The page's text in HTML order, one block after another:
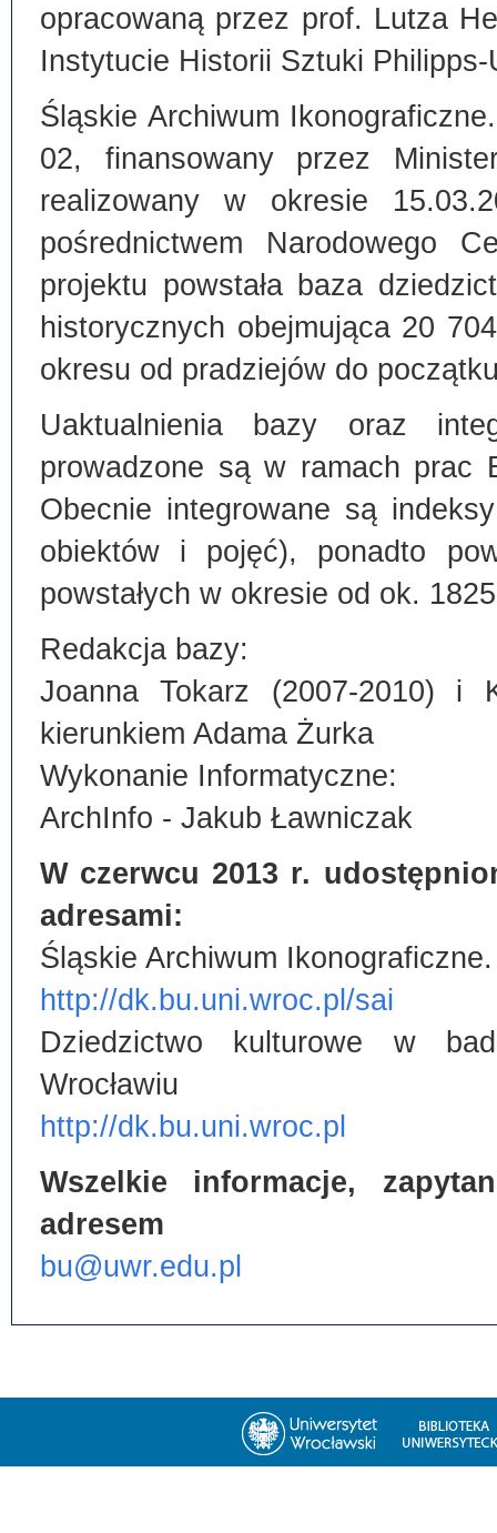
opracowaną przez prof. Lutza
Instytucie Historii Sztuki
Śląskie Archiwum
02, finansowany przez
realizowany w okresie
pośrednictwem Narodowego
projektu powstała baza
historycznych obejmująca 20
okresu od pradziejów do
Uaktualnienia bazy oraz
prowadzone są w ramach prac
Obecnie integrowane są
obiektów i pojęć), ponadto
powstałych w okresie od ok.
Redakcja bazy:
Joanna Tokarz (2007-2010) i
kierunkiem Adama Żurka
Wykonanie Informatyczne:
ArchInfo - Jakub Ławniczak
W czerwcu 2013 r.
adresami:
Śląskie Archiwum Ikonograficzne.
http://dk.bu.uni.wroc.pl/sai
Dziedzictwo kulturowe w
Wrocławiu
http://dk.bu.uni.wroc.pl
Wszelkie informacje,
adresem
bu@uwr.edu.pl